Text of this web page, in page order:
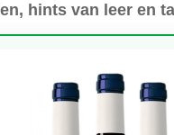
hints van leer en